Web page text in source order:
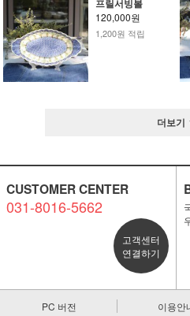
프릴서빙볼
120,000원
1,200원 적립
더보기
CUSTOMER CENTER
031-8016-5662
고객센터
연결하기
PC 버전 이용안